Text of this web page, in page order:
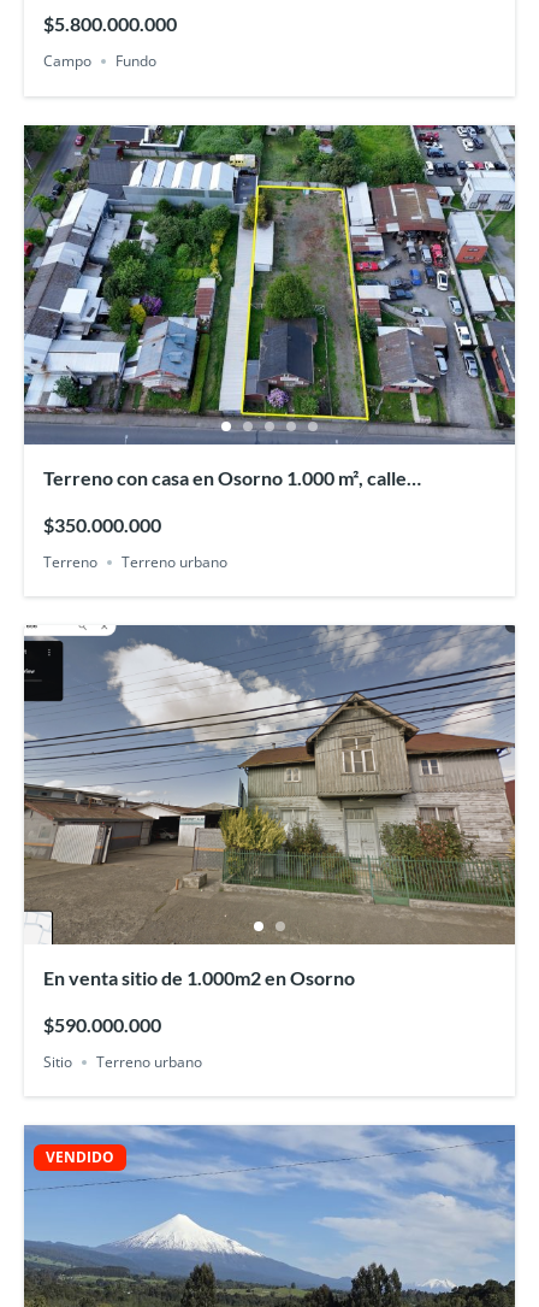
$5.800.000.000
Campo Fundo
Terreno con casa en Osorno 1.000 m², calle
$350.000.000
Terreno Terreno urbano
En venta sitio de 1.000m2 en Osorno
$590.000.000
Sitio Terreno urbano
VENDIDO